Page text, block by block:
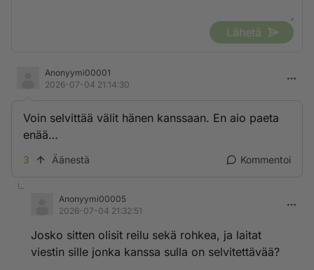
Lähetä
Anonyymi00001
2026-07-04 21:14:30
Voin selvittää välit hänen kanssaan. En aio paeta
enää…
3 Äänestä Kommentoi
Anonyymi00005
2026-07-04 21:32:51
Josko sitten olisit reilu sekä rohkea, ja laitat
viestin sille jonka kanssa sulla on selvitettävää?